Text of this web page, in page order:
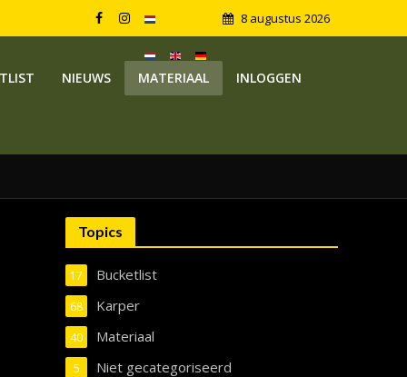
8 augustus 2026
NIEUWS MATERIAAL
INLOGGEN
Topics
Bucketlist
17
Karper
68
Materiaal
40
Niet gecategoriseerd
5